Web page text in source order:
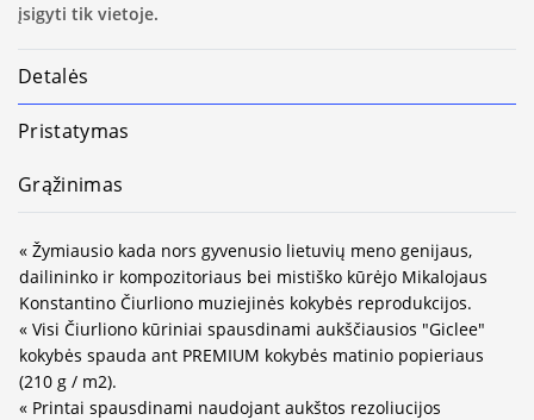
įsigyti tik vietoje.
Detalės
Pristatymas
Grąžinimas
« Žymiausio kada nors gyvenusio lietuvių meno genijaus,
dailininko ir kompozitoriaus bei mistiško kūrėjo Mikalojaus
Konstantino Čiurliono muziejinės kokybės reprodukcijos.
« Visi Čiurliono kūriniai spausdinami aukščiausios "Giclee"
kokybės spauda ant PREMIUM kokybės matinio popieriaus
(210 g / m2).
« Printai spausdinami naudojant aukštos rezoliucijos